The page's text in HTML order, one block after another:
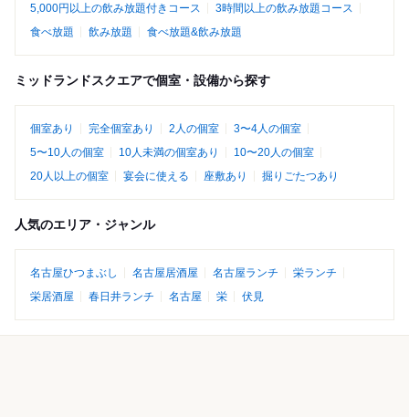
5,000円以上の飲み放題付きコース
3時間以上の飲み放題コース
食べ放題
飲み放題 食べ放題&飲み放題
ミッドランドスクエアで個室・設備から探す
個室あり 完全個室あり 2人の個室
3〜4人の個室
5〜10人の個室
10人未満の個室あり
10〜20人の個室
20人以上の個室
宴会に使える 座敷あり 掘りごたつあり
人気のエリア・ジャンル
名古屋ひつまぶし 名古屋居酒屋 名古屋ランチ
栄ランチ
栄居酒屋
春日井ランチ 名古屋 栄 伏見